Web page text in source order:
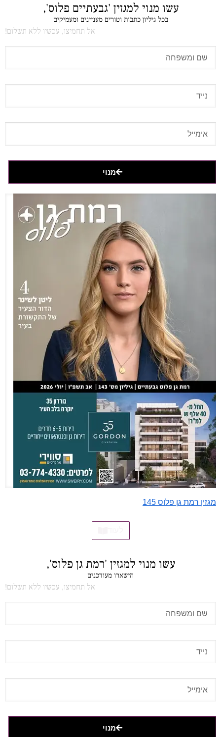
עשו מנוי למגזין 'גבעתיים פלוס',
בכל גיליון כתבות וטורים מעניינים ומעמיקים
אל תחמיצו, עכשיו ללא תשלום!
מנוי
מגזין רמת גן פלוס 145
עשו מנוי למגזין 'רמת גן פלוס',
הישארו מעודכנים
אל תחמיצו, עכשיו ללא תשלום!
מנוי